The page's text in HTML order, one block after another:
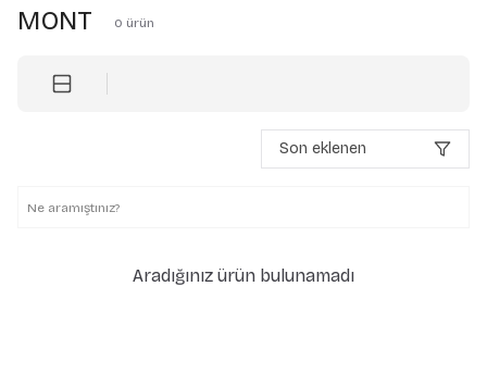
MONT 0 ürün
Son eklenen
Aradığınız ürün bulunamadı